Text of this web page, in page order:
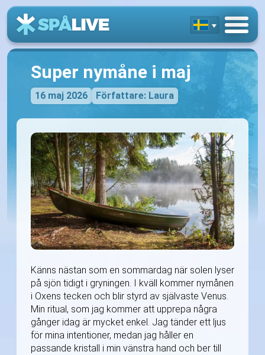
Super nymåne i maj
16 maj 2026 Författare: Laura
Känns nästan som en sommardag när solen lyser
på sjön tidigt i gryningen. I kväll kommer nymånen
i Oxens tecken och blir styrd av självaste Venus.
Min ritual, som jag kommer att upprepa några
gånger idag är mycket enkel. Jag tänder ett ljus
för mina intentioner, medan jag håller en
passande kristall i min vänstra hand och ber till